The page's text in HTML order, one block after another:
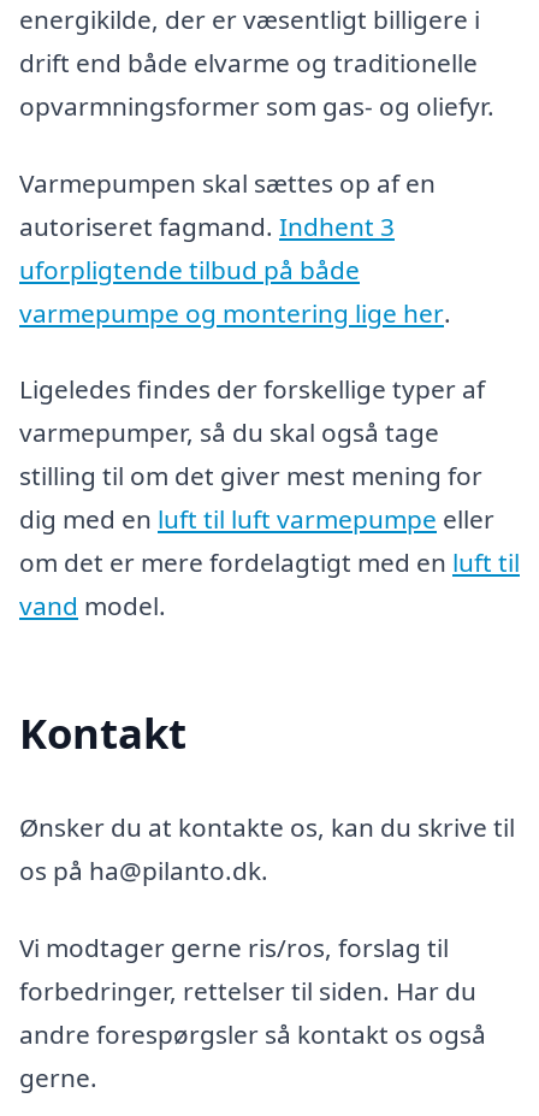
energikilde, der er væsentligt billigere i
drift end både elvarme og traditionelle
opvarmningsformer som gas- og oliefyr.
Varmepumpen skal sættes op af en
autoriseret fagmand. Indhent 3
uforpligtende tilbud på både
varmepumpe og montering lige her.
Ligeledes findes der forskellige typer af
varmepumper, så du skal også tage
stilling til om det giver mest mening for
dig med en luft til luft varmepumpe eller
om det er mere fordelagtigt med en luft til
vand model.
Kontakt
Ønsker du at kontakte os, kan du skrive til
os på ha@pilanto.dk.
Vi modtager gerne ris/ros, forslag til
forbedringer, rettelser til siden. Har du
andre forespørgsler så kontakt os også
gerne.